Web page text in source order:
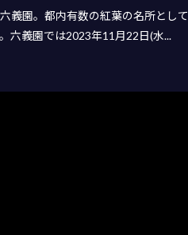
義園。都内有数の紅葉の名所として
六義園では2023年11月22日(水...